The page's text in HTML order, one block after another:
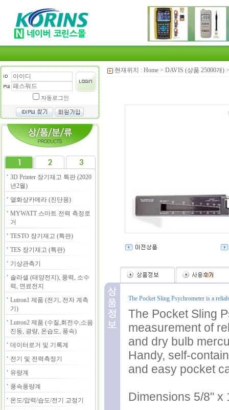
자동로그인
3D Printer 장기재고 특판 (2020
년2월)
열화상카메라 (진단용)
MYWATT 스마트 전력 측정로
거
TESTO 장기재고 (특판)
TES 장기재고 (특판)
기상관측기
솔라셀 (태양전지), 풍력, 소수
력, 연료전지
Lutron1 제품 (전기, 전자 계측
기)
Lutron2 제품 (수질,회전수,소음
진동, 광량, 온습도, 풍속)
데이터로거 및 기록계
전기 및 전력측정기
유량계
풍속풍량계
온도/압력/습도/전기 교정기
현재위치 : Home > DAVIS (상품 25000개)
(0)
The Pocket Sling Psychrometer is a
The Pocket Sling
measurement of
and dry bulb
Handy, self-
and easy pocket
Dimensions 5/8" x